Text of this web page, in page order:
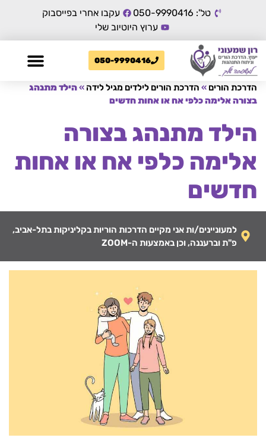
טל': 050-9990416
עקבו אחרי בפייסבוק
ערוץ היוטיוב שלי
050-9990416
הדרכת הורים » הדרכת הורים לילדים מגיל לידה »הילד מתנהג
בצורה אלימה כלפי אח או אחות חדשים
הילד מתנהג בצורה
אלימה כלפי אח או אחות
חדשים
למעוניינים/ות אני מקיים הדרכות הוריות בקליניקות בתל-אביב,
פ"ת וברעננה, וכן באמצעות ה-ZOOM